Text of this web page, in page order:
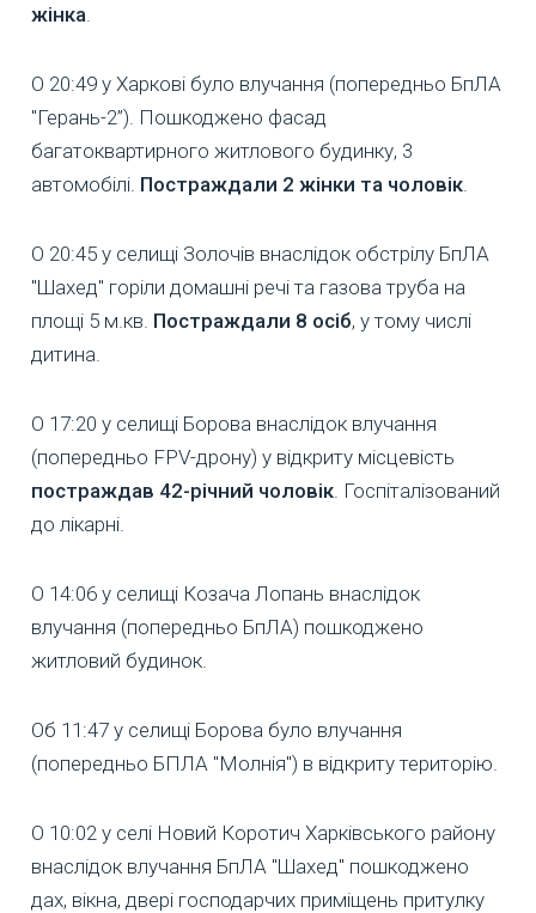
жінка
О 20:49 у Харкові було влучання (попередньо БпЛА
"Герань-2”). Пошкоджено фасад
багатоквартирного житлового будинку, 3
автомобілі. Постраждали 2 жінки та чоловік
О 20:45 у селищі Золочів внаслідок обстрілу БпЛА
"Шахед" горіли домашні речі та газова труба на
площі 5 м.кв. Постраждали 8 осіб, у тому числі
дитина.
О 17:20 у селищі Борова внаслідок влучання
(попередньо FPV-дрону) у відкриту місцевість
постраждав 42-річний чоловік . Госпіталізований
до лікарні.
О 14:06 у селищі Козача Лопань внаслідок
влучання (попередньо БпЛА) пошкоджено
житловий будинок.
Об 11:47 у селищі Борова було влучання
(попередньо БПЛА "Молнія") в відкриту територію.
О 10:02 у селі Новий Коротич Харківського району
внаслідок влучання БпЛА "Шахед" пошкоджено
дах, вікна, двері господарчих приміщень притулку